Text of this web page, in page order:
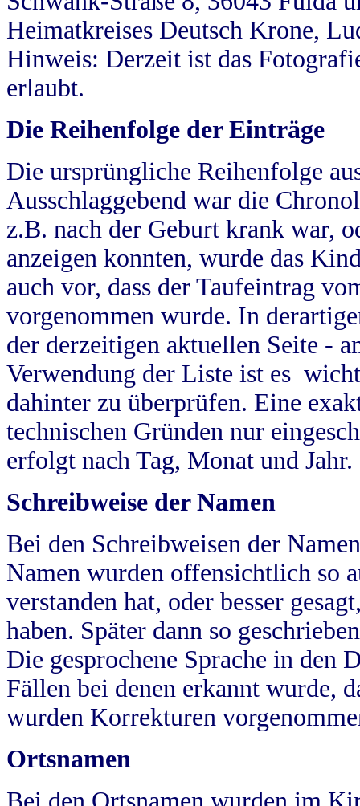
Heimatkreises Deutsch Krone,
Hinweis: Derzeit ist das
erlaubt.
Die Reihenfolge der Einträge
Die ursprüngliche Reihenfolge
Ausschlaggebend war die
z.B. nach der Geburt krank war,
anzeigen konnten, wurde das
auch vor, dass der Taufeintrag
vorgenommen wurde. In
der derzeitigen aktuellen Seite -
Verwendung der Liste ist es
dahinter zu überprüfen. Eine
technischen Gründen nur
erfolgt nach Tag, Monat und Jahr.
Schreibweise der Namen
Bei den Schreibweisen der
Namen wurden offensichtlich so
verstanden hat, oder besser
haben. Später dann so
Die gesprochene Sprache in
Fällen bei denen erkannt wurde,
wurden Korrekturen
Ortsnamen